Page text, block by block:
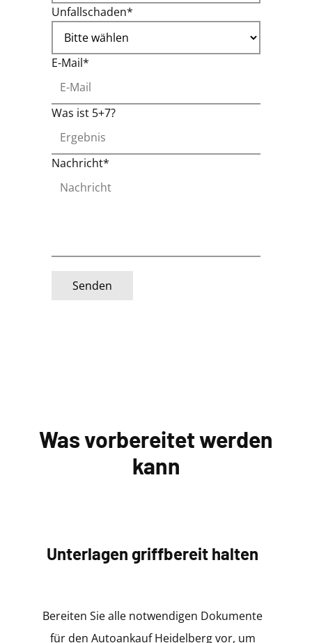
Unfallschaden*
E-Mail*
Was ist 5+7?
Nachricht*
Was vorbereitet werden
kann
Unterlagen griffbereit halten
Bereiten Sie alle notwendigen Dokumente
für den Autoankauf Heidelberg vor, um